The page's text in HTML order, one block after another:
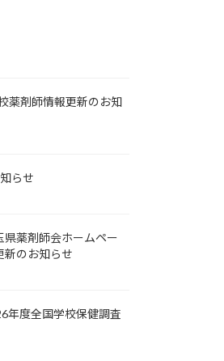
薬剤師情報更新のお知
らせ
県薬剤師会ホームペー
のお知らせ
年度全国学校保健調査